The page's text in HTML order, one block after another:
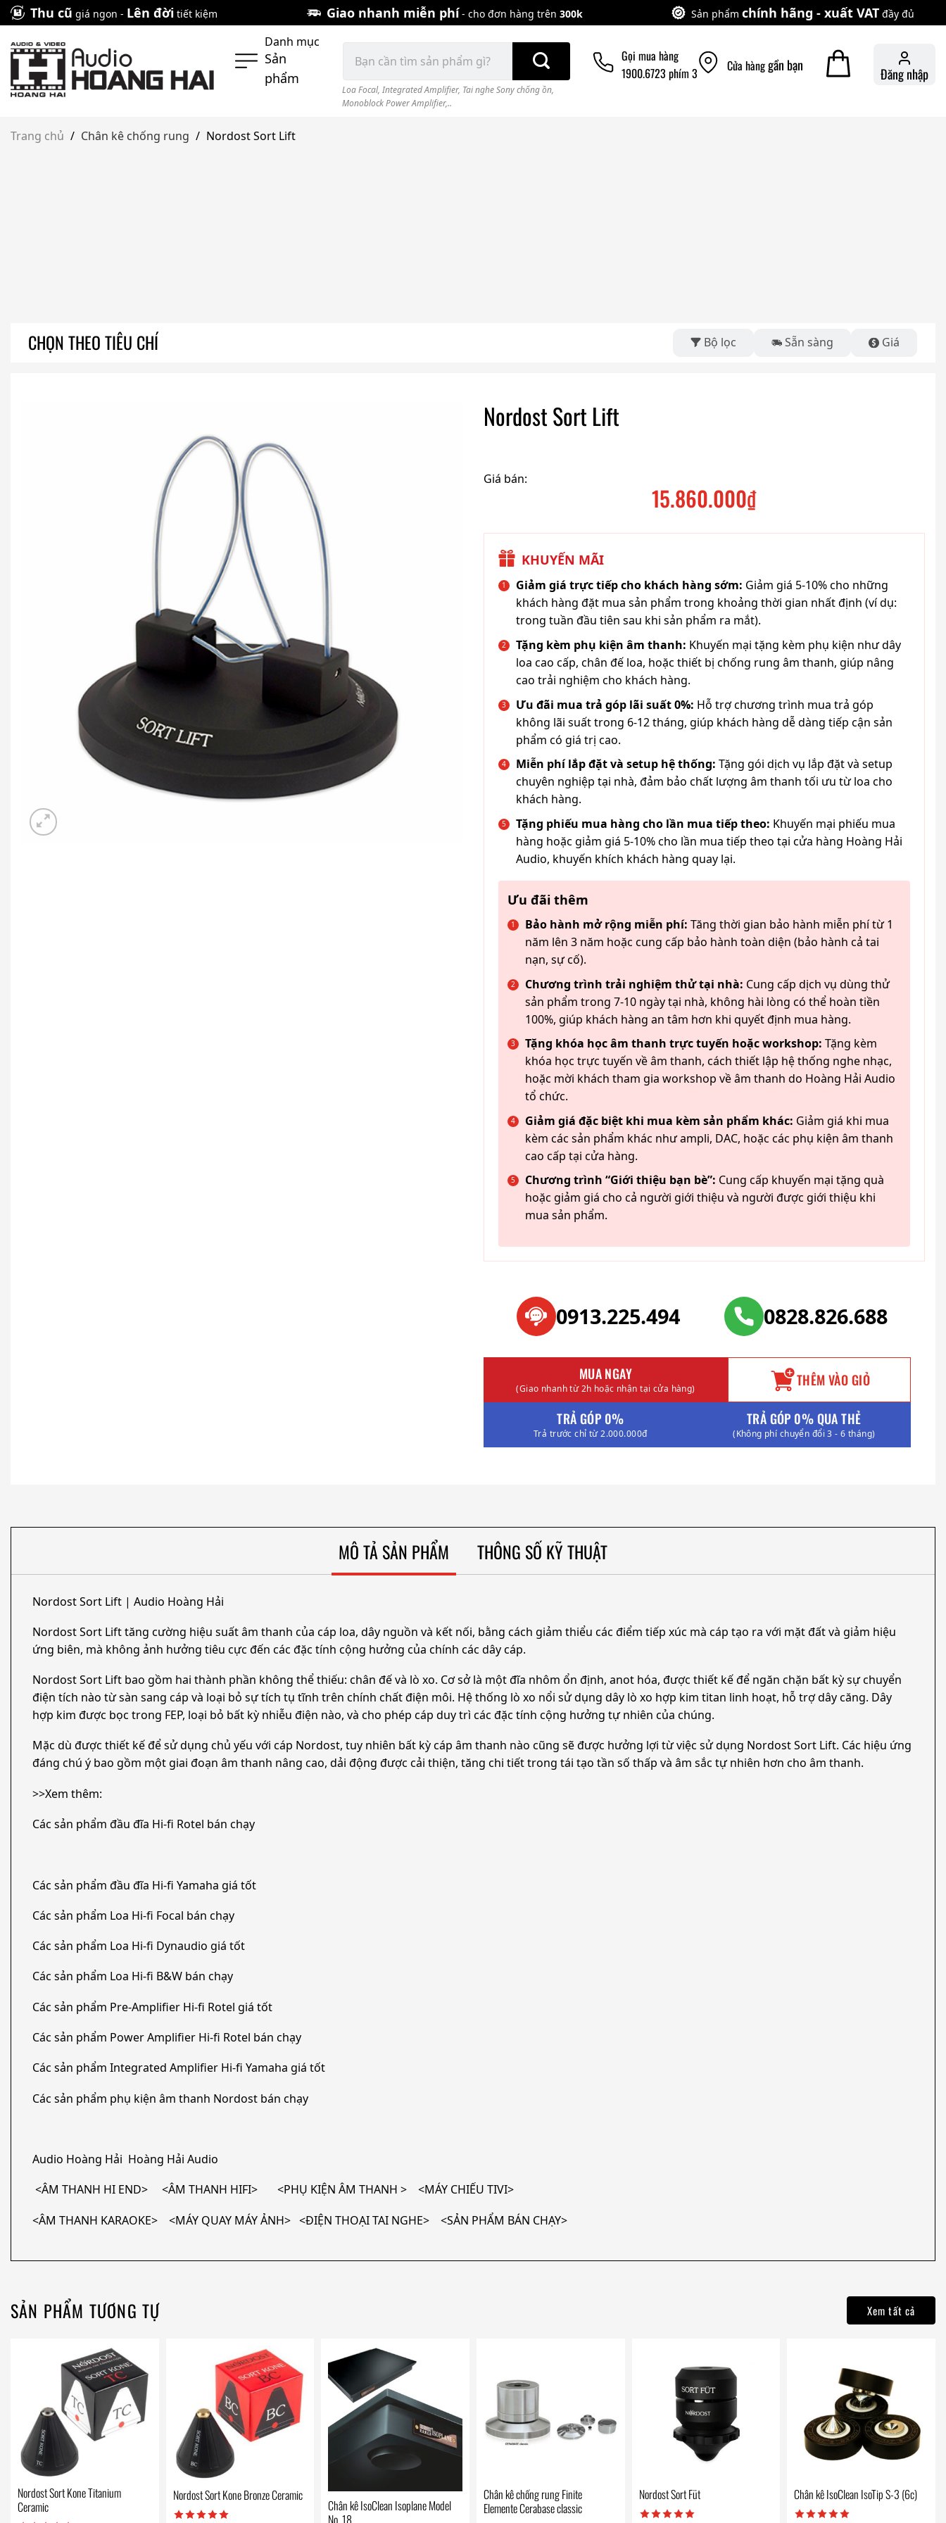
Skip
to
content
Thu cũ giá ngon - Lên đời tiết kiệm Giao nhanh miễn phí- cho đơn hàng trên 300k Sản phẩm chính hãng - xuất VAT đầy đủ
Danh mục
Sản
phẩm
kiếm:
Loa Focal, Integrated Amplifier, Tai nghe Sony chống ồn,
Monoblock Power Amplifier,..
Gọi mua hàng
1900.6723 phím 3
Cửa hànggần bạn Đăng nhập
Trang chủ / Chân kê chống rung / Nordost Sort Lift
CHỌN THEO TIÊU CHÍ Bộ lọc Sẵn sàng Giá
Nordost Sort Lift
Giá bán:
15.860.000₫
KHUYẾN MÃI
Giảm giá trực tiếp cho khách hàng sớm: Giảm giá 5-10% cho những
khách hàng đặt mua sản phẩm trong khoảng thời gian nhất định (ví dụ:
trong tuần đầu tiên sau khi sản phẩm ra mắt).
Tặng kèm phụ kiện âm thanh: Khuyến mại tặng kèm phụ kiện như dây
loa cao cấp, chân đế loa, hoặc thiết bị chống rung âm thanh, giúp nâng
cao trải nghiệm cho khách hàng.
Ưu đãi mua trả góp lãi suất 0%: Hỗ trợ chương trình mua trả góp
không lãi suất trong 6-12 tháng, giúp khách hàng dễ dàng tiếp cận sản
phẩm có giá trị cao.
Miễn phí lắp đặt và setup hệ thống: Tặng gói dịch vụ lắp đặt và setup
chuyên nghiệp tại nhà, đảm bảo chất lượng âm thanh tối ưu từ loa cho
khách hàng.
Tặng phiếu mua hàng cho lần mua tiếp theo: Khuyến mại phiếu mua
hàng hoặc giảm giá 5-10% cho lần mua tiếp theo tại cửa hàng Hoàng Hải
Audio, khuyến khích khách hàng quay lại.
Ưu đãi thêm
Bảo hành mở rộng miễn phí: Tăng thời gian bảo hành miễn phí từ 1
năm lên 3 năm hoặc cung cấp bảo hành toàn diện (bảo hành cả tai
nạn, sự cố).
Chương trình trải nghiệm thử tại nhà: Cung cấp dịch vụ dùng thử
sản phẩm trong 7-10 ngày tại nhà, không hài lòng có thể hoàn tiền
100%, giúp khách hàng an tâm hơn khi quyết định mua hàng.
Tặng khóa học âm thanh trực tuyến hoặc workshop: Tặng kèm
khóa học trực tuyến về âm thanh, cách thiết lập hệ thống nghe nhạc,
hoặc mời khách tham gia workshop về âm thanh do Hoàng Hải Audio
tổ chức.
Giảm giá đặc biệt khi mua kèm sản phẩm khác: Giảm giá khi mua
kèm các sản phẩm khác như ampli, DAC, hoặc các phụ kiện âm thanh
cao cấp tại cửa hàng.
Chương trình “Giới thiệu bạn bè”: Cung cấp khuyến mại tặng quà
hoặc giảm giá cho cả người giới thiệu và người được giới thiệu khi
mua sản phẩm.
0913.225.494 0828.826.688
MUA NGAY
(Giao nhanh từ 2h hoặc nhận tại cửa hàng) THÊM VÀO GIỎ
TRẢ GÓP 0%
Trả trước chỉ từ 2.000.000đ
TRẢ GÓP 0% QUA THẺ
(Không phí chuyển đổi 3 - 6 tháng)
MÔ TẢ SẢN PHẨM THÔNG SỐ KỸ THUẬT
Nordost Sort Lift | Audio Hoàng Hải
Nordost Sort Lift tăng cường hiệu suất âm thanh của cáp loa, dây nguồn và kết nối, bằng cách giảm thiểu các điểm tiếp xúc mà cáp tạo ra với mặt đất và giảm hiệu
ứng biên, mà không ảnh hưởng tiêu cực đến các đặc tính cộng hưởng của chính các dây cáp.
Nordost Sort Lift bao gồm hai thành phần không thể thiếu: chân đế và lò xo. Cơ sở là một đĩa nhôm ổn định, anot hóa, được thiết kế để ngăn chặn bất kỳ sự chuyển
điện tích nào từ sàn sang cáp và loại bỏ sự tích tụ tĩnh trên chính chất điện môi. Hệ thống lò xo nổi sử dụng dây lò xo hợp kim titan linh hoạt, hỗ trợ dây căng. Dây
hợp kim được bọc trong FEP, loại bỏ bất kỳ nhiễu điện nào, và cho phép cáp duy trì các đặc tính cộng hưởng tự nhiên của chúng.
Mặc dù được thiết kế để sử dụng chủ yếu với cáp Nordost, tuy nhiên bất kỳ cáp âm thanh nào cũng sẽ được hưởng lợi từ việc sử dụng Nordost Sort Lift. Các hiệu ứng
đáng chú ý bao gồm một giai đoạn âm thanh nâng cao, dải động được cải thiện, tăng chi tiết trong tái tạo tần số thấp và âm sắc tự nhiên hơn cho âm thanh.
>>Xem thêm:
Các sản phẩm đầu đĩa Hi-fi Rotel bán chạy
Các sản phẩm đầu đĩa Hi-fi Yamaha giá tốt
Các sản phẩm Loa Hi-fi Focal bán chạy
Các sản phẩm Loa Hi-fi Dynaudio giá tốt
Các sản phẩm Loa Hi-fi B&W bán chạy
Các sản phẩm Pre-Amplifier Hi-fi Rotel giá tốt
Các sản phẩm Power Amplifier Hi-fi Rotel bán chạy
Các sản phẩm Integrated Amplifier Hi-fi Yamaha giá tốt
Các sản phẩm phụ kiện âm thanh Nordost bán chạy
Audio Hoàng Hải Hoàng Hải Audio
<ÂM THANH HI END> <ÂM THANH HIFI> <PHỤ KIỆN ÂM THANH > <MÁY CHIẾU TIVI>
<ÂM THANH KARAOKE> <MÁY QUAY MÁY ẢNH> <ĐIỆN THOẠI TAI NGHE> <SẢN PHẨM BÁN CHẠY>
SẢN PHẨM TƯƠNG TỰ Xem tất cả
Nordost Sort Kone Titanium
Ceramic
Nordost Sort Kone Bronze Ceramic
Chân kê IsoClean Isoplane Model
No. 18
Chân kê chống rung Finite
Elemente Cerabase classic
Nordost Sort Füt Chân kê IsoClean IsoTip S-3 (6c)